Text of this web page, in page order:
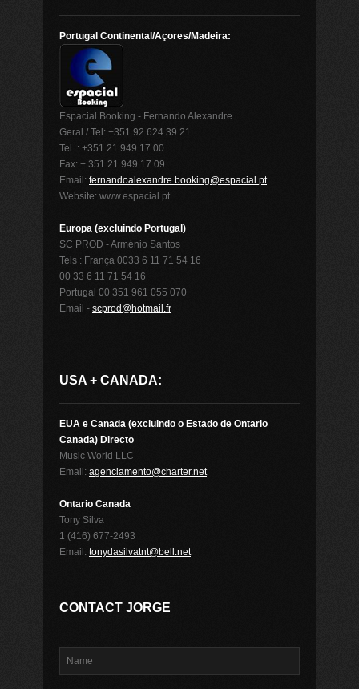
Portugal Continental/Açores/Madeira:
Espacial Booking - Fernando Alexandre
Geral / Tel: +351 92 624 39 21
Tel. : +351 21 949 17 00
Fax: + 351 21 949 17 09
Email: fernandoalexandre.booking@espacial.pt
Website: www.espacial.pt
Europa (excluindo Portugal)
SC PROD - Arménio Santos
Tels : França 0033 6 11 71 54 16
00 33 6 11 71 54 16
Portugal 00 351 961 055 070
Email - scprod@hotmail.fr
USA + CANADA:
EUA e Canada (excluindo o Estado de Ontario
Canada) Directo
Music World LLC
Email: agenciamento@charter.net
Ontario Canada
Tony Silva
1 (416) 677-2493
Email: tonydasilvatnt@bell.net
CONTACT JORGE